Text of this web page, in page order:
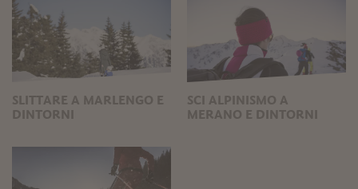
SLITTARE A MARLENGO E
DINTORNI
SCI ALPINISMO A
MERANO E DINTORNI